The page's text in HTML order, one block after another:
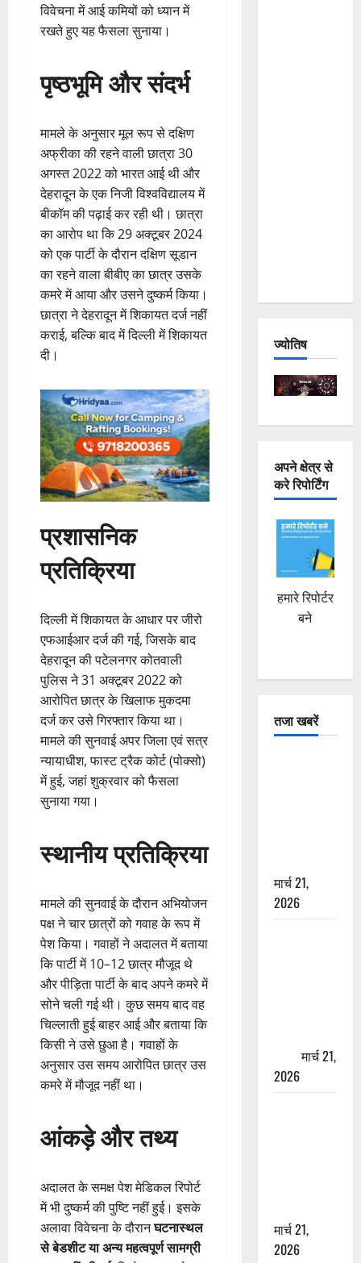
विवेचना में आई कमियों को ध्यान में
रखते हुए यह फैसला सुनाया।
पृष्ठभूमि और संदर्भ
मामले के अनुसार मूल रूप से दक्षिण
अफ्रीका की रहने वाली छात्रा 30
अगस्त 2022 को भारत आई थी और
देहरादून के एक निजी विश्वविद्यालय में
बीकॉम की पढ़ाई कर रही थी। छात्रा
का आरोप था कि 29 अक्टूबर 2024
को एक पार्टी के दौरान दक्षिण सूडान
का रहने वाला बीबीए का छात्र उसके
कमरे में आया और उसने दुष्कर्म किया।
छात्रा ने देहरादून में शिकायत दर्ज नहीं
कराई, बल्कि बाद में दिल्ली में शिकायत
दी।
प्रशासनिक
प्रतिक्रिया
दिल्ली में शिकायत के आधार पर जीरो
एफआईआर दर्ज की गई, जिसके बाद
देहरादून की पटेलनगर कोतवाली
पुलिस ने 31 अक्टूबर 2022 को
आरोपित छात्र के खिलाफ मुकदमा
दर्ज कर उसे गिरफ्तार किया था।
मामले की सुनवाई अपर जिला एवं सत्र
न्यायाधीश, फास्ट ट्रैक कोर्ट (पोक्सो)
में हुई, जहां शुक्रवार को फैसला
सुनाया गया।
स्थानीय प्रतिक्रिया
मामले की सुनवाई के दौरान अभियोजन
पक्ष ने चार छात्रों को गवाह के रूप में
पेश किया। गवाहों ने अदालत में बताया
कि पार्टी में 10–12 छात्र मौजूद थे
और पीड़िता पार्टी के बाद अपने कमरे में
सोने चली गई थी। कुछ समय बाद वह
चिल्लाती हुई बाहर आई और बताया कि
किसी ने उसे छुआ है। गवाहों के
अनुसार उस समय आरोपित छात्र उस
कमरे में मौजूद नहीं था।
आंकड़े और तथ्य
अदालत के समक्ष पेश मेडिकल रिपोर्ट
में भी दुष्कर्म की पुष्टि नहीं हुई। इसके
अलावा विवेचना के दौरानघटनास्थल
से बेडशीट या अन्य महत्वपूर्ण सामग्री
ज्योतिष
अपने क्षेत्र से
करे रिपोर्टिंग
हमारे रिपोर्टर
बने
तजा खबरें
मार्च 21,
2026
मार्च 21,
2026
मार्च 21,
2026